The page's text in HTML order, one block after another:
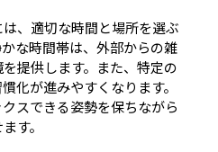
、適切な時間と場所を選ぶ
な時間帯は、外部からの雑
提供します。また、特定の
化が進みやすくなります。
スできる姿勢を保ちながら
す。